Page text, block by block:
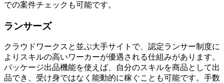
での案件チェックも可能です。
ランサーズ
クラウドワークスと並ぶ大手サイトで、認定ランサー制度に
よりスキルの高いワーカーが優遇される仕組みがあります。
パッケージ出品機能を使えば、自分のスキルを商品として出
品でき、受け身ではなく能動的に稼ぐことも可能です。手数